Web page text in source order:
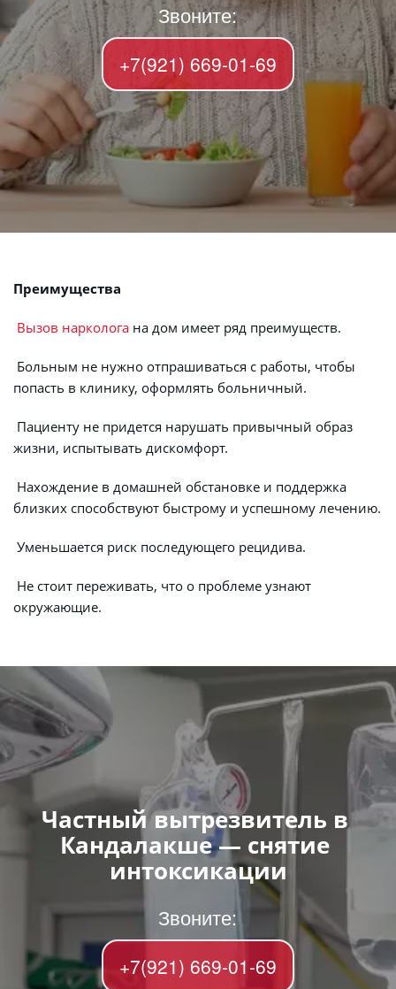
Звоните:
+7(921) 669-01-69
Преимущества
Вызов нарколога на дом имеет ряд преимуществ.
попасть в клинику, оформлять больничный.
жизни, испытывать дискомфорт.
близких способствуют быстрому и успешному лечению.
Уменьшается риск последующего рецидива.
окружающие.
Частный вытрезвитель в
Кандалакше — снятие
интоксикации
Звоните:
+7(921) 669-01-69